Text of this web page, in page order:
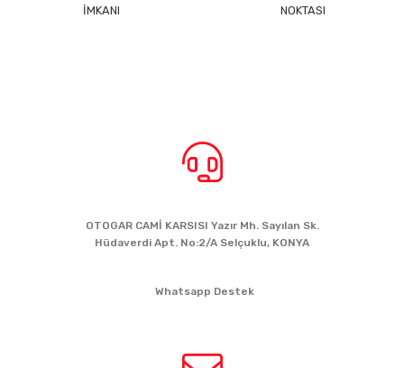
İMKANI
NOKTASI
OTOGAR CAMİ KARSISI Yazır Mh. Sayılan Sk.
Hüdaverdi Apt. No:2/A Selçuklu, KONYA
Whatsapp Destek